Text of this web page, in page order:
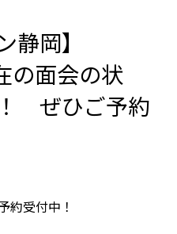
静岡】
面会の状
ぜひご予約
受付中！